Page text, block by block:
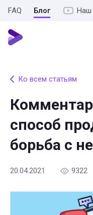
FAQ Блог Наш
Ко всем статьям
способ
борьба с
20.04.2021 9322